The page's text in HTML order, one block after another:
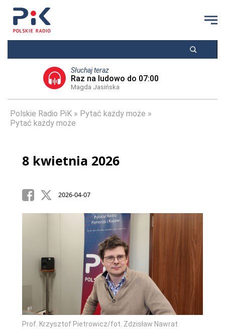
Słuchaj teraz
Raz na ludowo do 07:00
Magda Jasińska
Polskie Radio PiK
Pytać każdy może
Pytać każdy może
8 kwietnia 2026
2026-04-07
Prof. Krzysztof Pietrowicz/fot. Zdzisław Nawrat